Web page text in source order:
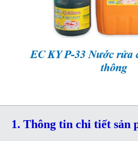
1.Thông tin chi tiết sản